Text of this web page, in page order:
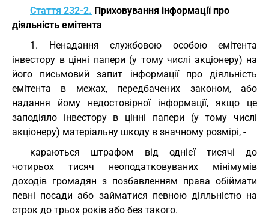
Стаття 232-2. Приховування інформації про
діяльність емітента
1. Ненадання службовою особою емітента
інвестору в цінні папери (у тому числі акціонеру) на
його письмовий запит інформації про діяльність
емітента в межах, передбачених законом, або
надання йому недостовірної інформації, якщо це
заподіяло інвестору в цінні папери (у тому числі
акціонеру) матеріальну шкоду в значному розмірі, -
караються штрафом від однієї тисячі до
чотирьох тисяч неоподатковуваних мінімумів
доходів громадян з позбавленням права обіймати
певні посади або займатися певною діяльністю на
строк до трьох років або без такого.